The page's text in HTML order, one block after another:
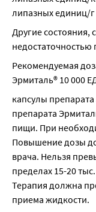
липазных единиц/
Другие
Рекомендуемая
Эрмиталь® 10 000
капсулы
препарата
пищи. При
Повышение дозы
врача. Нельзя
пределах 15-20
Терапия должна
приема жидкости.